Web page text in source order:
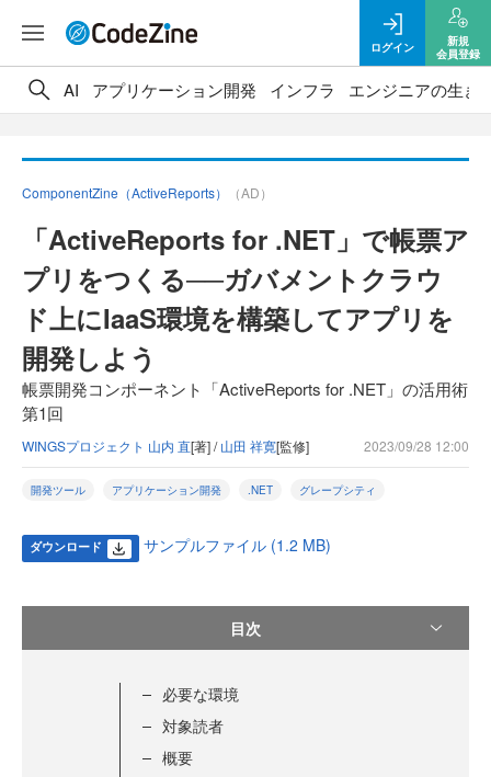
ログイン
新規
会員登録
AI アプリケーション開発 インフラ エンジニアの生き
ComponentZine（ActiveReports） （AD）
「ActiveReports for .NET」で帳票ア
プリをつくる──ガバメントクラウ
ド上にIaaS環境を構築してアプリを
開発しよう
帳票開発コンポーネント「ActiveReports for .NET」の活用術
第1回
WINGSプロジェクト 山内 直[著] /山田 祥寛[監修] 2023/09/28 12:00
開発ツール アプリケーション開発 .NET グレープシティ
ダウンロード サンプルファイル (1.2 MB)
目次
必要な環境
対象読者
概要